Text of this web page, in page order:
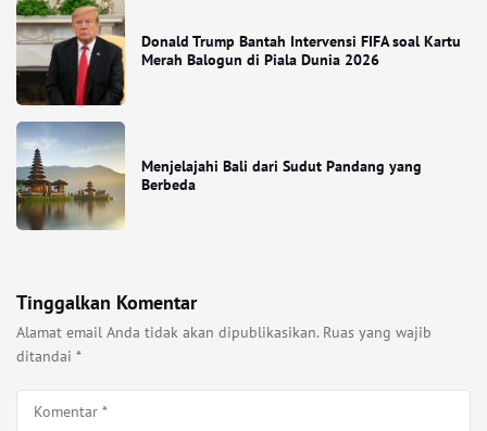
Donald Trump Bantah Intervensi FIFA soal Kartu
Merah Balogun di Piala Dunia 2026
Menjelajahi Bali dari Sudut Pandang yang
Berbeda
Tinggalkan Komentar
Alamat email Anda tidak akan dipublikasikan. Ruas yang wajib
ditandai *